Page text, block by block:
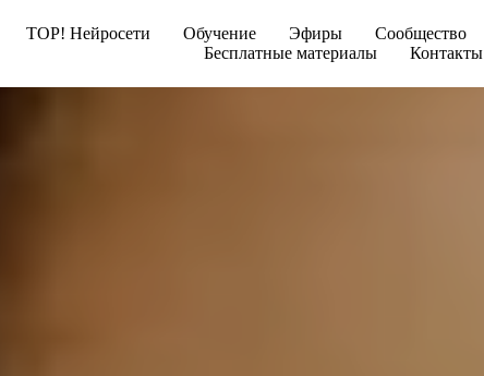
TOP! Нейросети Обучение Эфиры Сообщество
Бесплатные материалы
Контакты